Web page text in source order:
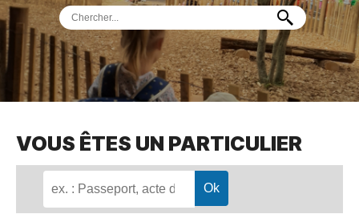
VOTREMAIRIE
VIE PRATIQUE
DÉMARCHES &SERVICES
PORTDE PLAISANCE
MUSÉEDE PRÉHISTOIRE
VOUS ÊTES UN PARTICULIER